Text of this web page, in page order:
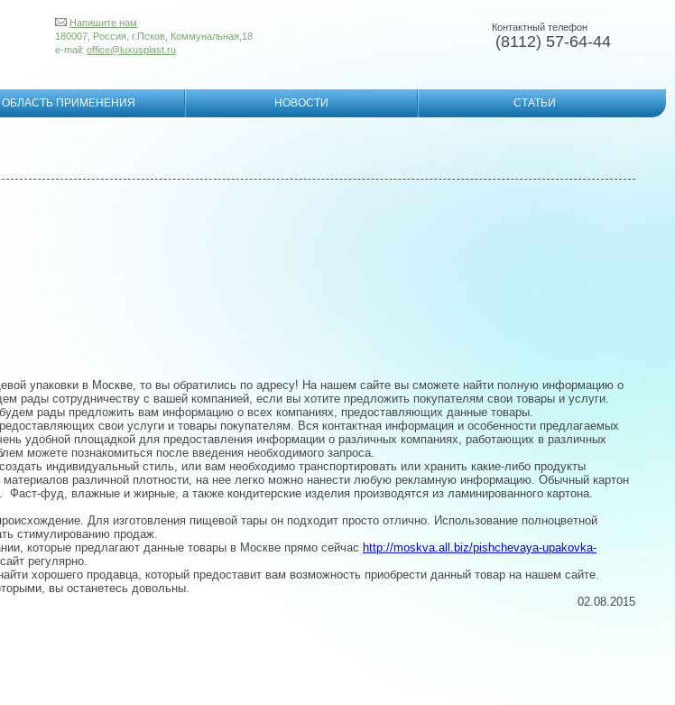
Напишите нам
180007, Россия, г.Псков, Коммунальная,18
e-mail: office@luxusplast.ru
Контактный телефон
(8112) 57-64-44
ОБЛАСТЬ ПРИМЕНЕНИЯ НОВОСТИ СТАТЬИ
упаковки в Москве, то вы обратились по адресу! На нашем сайте вы сможете найти полную информацию о
сотрудничеству с вашей компанией, если вы хотите предложить покупателям свои товары и услуги.
рады предложить вам информацию о всех компаниях, предоставляющих данные товары.
свои услуги и товары покупателям. Вся контактная информация и особенности предлагаемых
удобной площадкой для предоставления информации о различных компаниях, работающих в различных
можете познакомиться после введения необходимого запроса.
индивидуальный стиль, или вам необходимо транспортировать или хранить какие-либо продукты
различной плотности, на нее легко можно нанести любую рекламную информацию. Обычный картон
фуд, влажные и жирные, а также кондитерские изделия производятся из ламинированного картона.
Для изготовления пищевой тары он подходит просто отлично. Использование полноцветной
стимулированию продаж.
которые предлагают данные товары в Москве прямо сейчас http://moskva.all.biz/pishchevaya-upakovka-
регулярно.
хорошего продавца, который предоставит вам возможность приобрести данный товар на нашем сайте.
вы останетесь довольны.
02.08.2015